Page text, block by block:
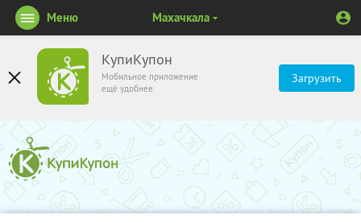
КупиКупон
Мобильное приложение
ещё удобнее
Загрузить
Меню Махачкала